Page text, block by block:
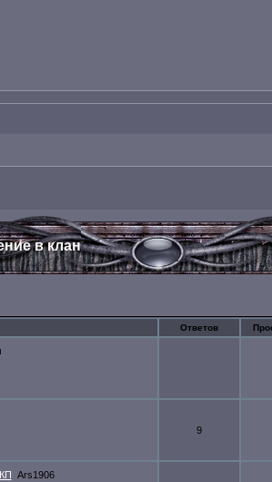
в клан
Ответов
9
Ars1906